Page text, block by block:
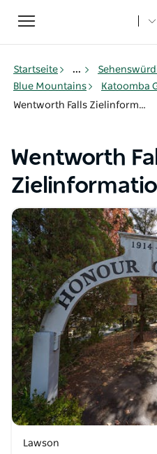
Toggle
navigation
Startseite ...
Blue Mountains
Katoomba
Wentworth Falls Zielinformationen
Wentworth
Lawson